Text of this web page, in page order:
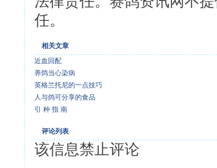
任。
相关文章
近血回配
养鸽当心染病
英格兰托尼的一点技巧
人与鸽可分享的食品
引 种 指 南
评论列表
该信息禁止评论